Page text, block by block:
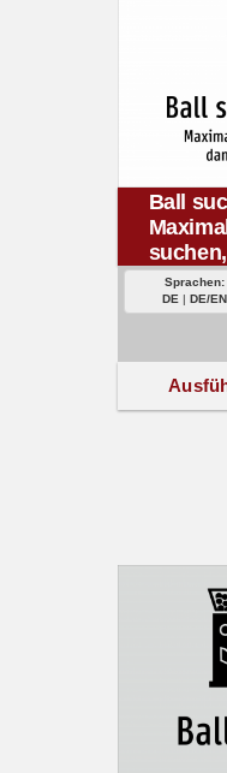
Ball
Sprachen:
DE | DE/EN